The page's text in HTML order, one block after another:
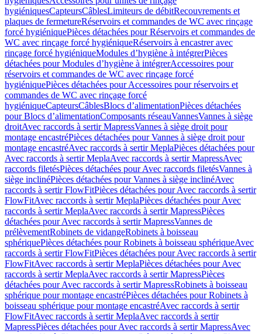
hygiéniquesCapteursCâblesLimiteurs de débitRecouvrements et
plaques de fermetureRéservoirs et commandes de WC avec rinçage
forcé hygiéniquePièces détachées pour Réservoirs et commandes de
WC avec rinçage forcé hygiéniqueRéservoirs à encastrer avec
rinçage forcé hygiéniqueModules d’hygiène à intégrerPièces
détachées pour Modules d’hygiène à intégrerAccessoires pour
réservoirs et commandes de WC avec rinçage forcé
hygiéniquePièces détachées pour Accessoires pour réservoirs et
commandes de WC avec rinçage forcé
hygiéniqueCapteursCâblesBlocs d’alimentationPièces détachées
pour Blocs d’alimentationComposants réseauVannesVannes à siège
droitAvec raccords à sertir MapressVannes à siège droit pour
montage encastréPièces détachées pour Vannes à siège droit pour
montage encastréAvec raccords à sertir MeplaPièces détachées pour
Avec raccords à sertir MeplaAvec raccords à sertir MapressAvec
raccords filetésPièces détachées pour Avec raccords filetésVannes à
siège inclinéPièces détachées pour Vannes à siège inclinéAvec
raccords à sertir FlowFitPièces détachées pour Avec raccords à sertir
FlowFitAvec raccords à sertir MeplaPièces détachées pour Avec
raccords à sertir MeplaAvec raccords à sertir MapressPièces
détachées pour Avec raccords à sertir MapressVannes de
prélèvementRobinets de vidangeRobinets à boisseau
sphériquePièces détachées pour Robinets à boisseau sphériqueAvec
raccords à sertir FlowFitPièces détachées pour Avec raccords à sertir
FlowFitAvec raccords à sertir MeplaPièces détachées pour Avec
raccords à sertir MeplaAvec raccords à sertir MapressPièces
détachées pour Avec raccords à sertir MapressRobinets à boisseau
sphérique pour montage encastréPièces détachées pour Robinets à
boisseau sphérique pour montage encastréAvec raccords à sertir
FlowFitAvec raccords à sertir MeplaAvec raccords à sertir
MapressPièces détachées pour Avec raccords à sertir MapressAvec